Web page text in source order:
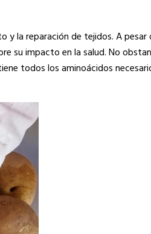
y la reparación de tejidos. A pesar
su impacto en la salud. No
todos los aminoácidos